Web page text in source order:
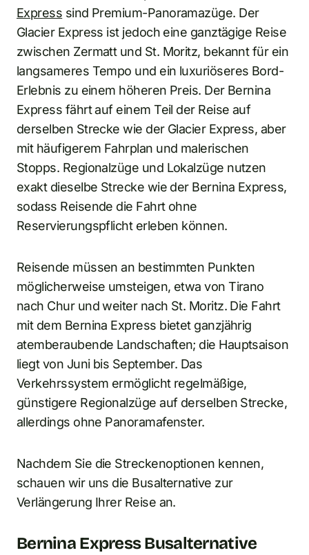
Express sind Premium-Panoramazüge. Der
Glacier Express ist jedoch eine ganztägige Reise
zwischen Zermatt und St. Moritz, bekannt für ein
langsameres Tempo und ein luxuriöseres Bord-
Erlebnis zu einem höheren Preis. Der Bernina
Express fährt auf einem Teil der Reise auf
derselben Strecke wie der Glacier Express, aber
mit häufigerem Fahrplan und malerischen
Stopps. Regionalzüge und Lokalzüge nutzen
exakt dieselbe Strecke wie der Bernina Express,
sodass Reisende die Fahrt ohne
Reservierungspflicht erleben können.
Reisende müssen an bestimmten Punkten
möglicherweise umsteigen, etwa von Tirano
nach Chur und weiter nach St. Moritz. Die Fahrt
mit dem Bernina Express bietet ganzjährig
atemberaubende Landschaften; die Hauptsaison
liegt von Juni bis September. Das
Verkehrssystem ermöglicht regelmäßige,
günstigere Regionalzüge auf derselben Strecke,
allerdings ohne Panoramafenster.
Nachdem Sie die Streckenoptionen kennen,
schauen wir uns die Busalternative zur
Verlängerung Ihrer Reise an.
Bernina Express Busalternative